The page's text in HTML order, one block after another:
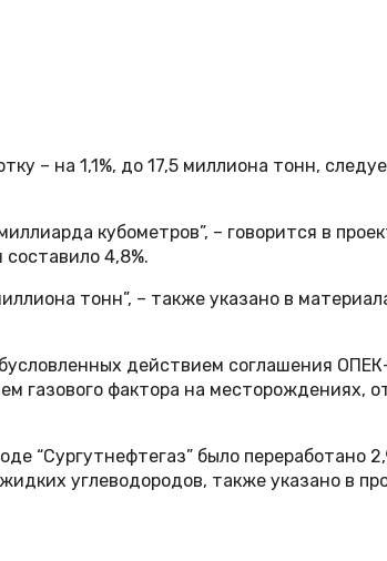
– на 1,1%, до 17,5 миллиона тонн,
кубометров”, – говорится в
4,8%.
тонн”, – также указано в
действием соглашения
газового фактора на месторождениях,
“Сургутнефтегаз” было переработано
углеводородов, также указано в